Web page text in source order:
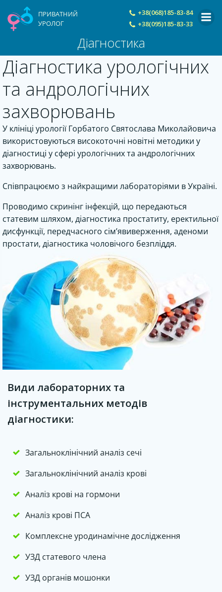
content
ПРИВАТНИЙ
УРОЛОГ
+38(068)185-83-84
+38(095)185-83-33
Діагностика
Діагностика урологічних
та андрологічних
захворювань
У клініці урології Горбатого Святослава Миколайовича
використовуються високоточні новітні методики у
діагностиці у сфері урологічних та андрологічних
захворювань.
Співпрацюємо з найкращими лабораторіями в Україні.
Проводимо скринінг інфекцій, що передаються
статевим шляхом, діагностика простатиту, еректильної
дисфункції, передчасного сім’явиверження, аденоми
простати, діагностика чоловічого безпліддя.
Види лабораторних та
інструментальних методів
діагностики:
Загальноклінічний аналіз сечі
Загальноклінічний аналіз крові
Аналіз крові на гормони
Аналіз крові ПСА
Комплексне уродинамічне дослідження
УЗД статевого члена
УЗД органів мошонки